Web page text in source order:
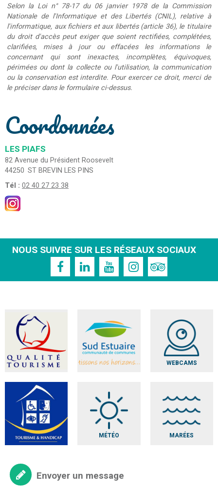
Selon la Loi n° 78-17 du 06 janvier 1978 de la Commission
Nationale de l'Informatique et des Libertés (CNIL), relative à
l'informatique, aux fichiers et aux libertés (article 36), le titulaire
du droit d'accès peut exiger que soient rectifiées, complétées,
clarifiées, mises à jour ou effacées les informations le
concernant qui sont inexactes, incomplètes, équivoques,
périmées ou dont la collecte ou l'utilisation, la communication
ou la conservation est interdite. Pour exercer ce droit, merci de
le préciser dans le formulaire ci-dessus.
Coordonnées
LES PIAFS
82 Avenue du Président Roosevelt
44250 ST BREVIN LES PINS
Tél : 02 40 27 23 38
NOUS SUIVRE SUR LES RÉSEAUX SOCIAUX
WEBCAMS
MÉTÉO MARÉES
Envoyer un message